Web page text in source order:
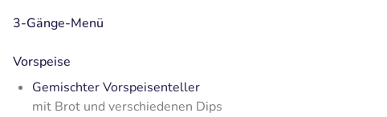
3-Gänge-Menü
Vorspeise
Gemischter Vorspeisenteller
mit Brot und verschiedenen Dips